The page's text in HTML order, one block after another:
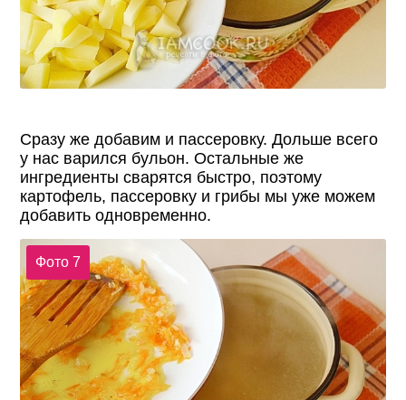
Сразу же добавим и пассеровку. Дольше всего
у нас варился бульон. Остальные же
ингредиенты сварятся быстро, поэтому
картофель, пассеровку и грибы мы уже можем
добавить одновременно.
Фото 7